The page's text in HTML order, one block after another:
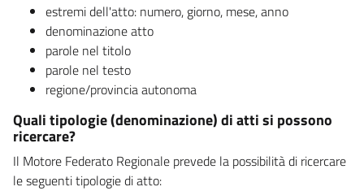
estremi dell'atto: numero, giorno, mese, anno
denominazione atto
parole nel titolo
parole nel testo
regione/provincia autonoma
Quali tipologie (denominazione) di atti si possono
ricercare?
Il Motore Federato Regionale prevede la possibilità di ricercare
le seguenti tipologie di atto: